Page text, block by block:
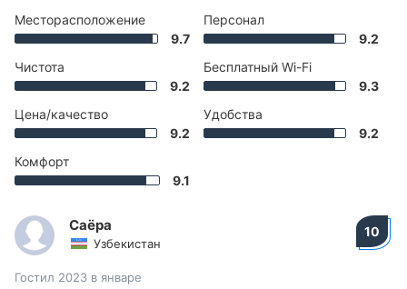
Месторасположение
9.7
Чистота
9.2
Цена/качество
9.2
Комфорт
9.1
Персонал
9.2
Бесплатный Wi-Fi
9.3
Удобства
9.2
Саёра
Узбекистан
10
Гостил 2023 в январе